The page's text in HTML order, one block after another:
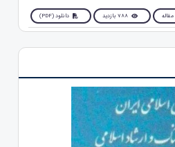
788 بازدید دانلود (PDF)